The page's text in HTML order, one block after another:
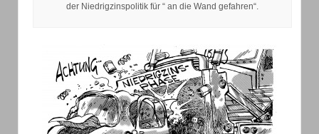
der Niedrigzinspolitik für “ an die Wand gefahren“.